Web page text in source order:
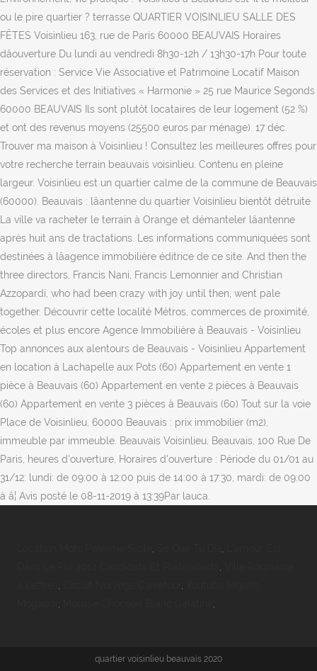
ou le pire quartier ? terrasse QUARTIER VOISINLIEU SALLE DES
FÊTES Voisinlieu 163, rue de Paris 60000 BEAUVAIS Horaires
dâouverture Du lundi au vendredi 8h30-12h / 13h30-17h Pour toute
réservation : Service Vie Associative et Patrimoine Locatif Maison
des Services et des Initiatives « Harmonie » 25 rue Maurice Segonds
60000 BEAUVAIS Ils sont plutôt locataires de leur logement (52 %)
et ont des revenus moyens (25500 euros par ménage). 17 déc.
Trouver ma maison à Voisinlieu ! Consultez les meilleures offres pour
votre recherche terrain beauvais voisinlieu. Contenu en pleine
largeur. Voisinlieu est un quartier calme de la commune de Beauvais
(60000). Beauvais : lâantenne du quartier Voisinlieu bientôt détruite
La ville va racheter le terrain à Orange et démanteler lâantenne
après huit ans de tractations. Les informations communiquées sont
destinées à lâagence immobilière éditrice de ce site. And then the
three directors, Francis Nani, Francis Lemonnier and Christian
Azzopardi, who had been crazy with joy until then, went pale
together. Découvrir cette localité Métros, commerces de proximité,
écoles et plus encore Agence Immobilière à Beauvais - Voisinlieu
Top annonces aux alentours de Beauvais - Voisinlieu Appartement
en location à Lachapelle aux Pots (60) Appartement en vente 1
pièce à Beauvais (60) Appartement en vente 2 pièces à Beauvais
(60) Appartement en vente 3 pièces à Beauvais (60) Tout sur la voie
Place de Voisinlieu, 60000 Beauvais : prix immobilier (m2),
immeuble par immeuble. Beauvais Voisinlieu, Beauvais, 100 Rue De
Paris, heures d'ouverture, Horaires d'ouverture : Période du 01/01 au
31/12: lundi: de 09:00 à 12:00 puis de 14:00 à 17:30, mardi: de 09:00
à â¦ Avis posté le 08-11-2019 à 13:39Par lauca.
quartier voisinlieu beauvais 2020